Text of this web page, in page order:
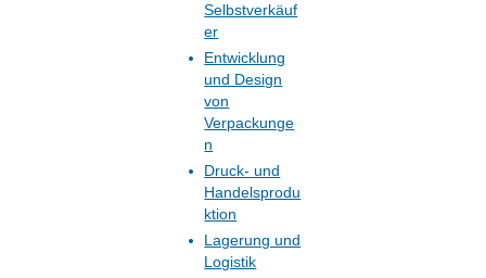
Selbstverkäuf
er
Entwicklung
und Design
von
Verpackunge
n
Druck- und
Handelsprodu
ktion
Lagerung und
Logistik